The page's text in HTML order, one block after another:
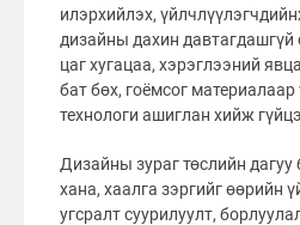
илэрхийлэх,
дизайны дахин
цаг хугацаа, хэрэглээний
бат бөх, гоёмсог
технологи ашиглан хийж
Дизайны зураг төслийн дагуу
хана, хаалга зэргийг өөрийн
угсралт суурилуулт,